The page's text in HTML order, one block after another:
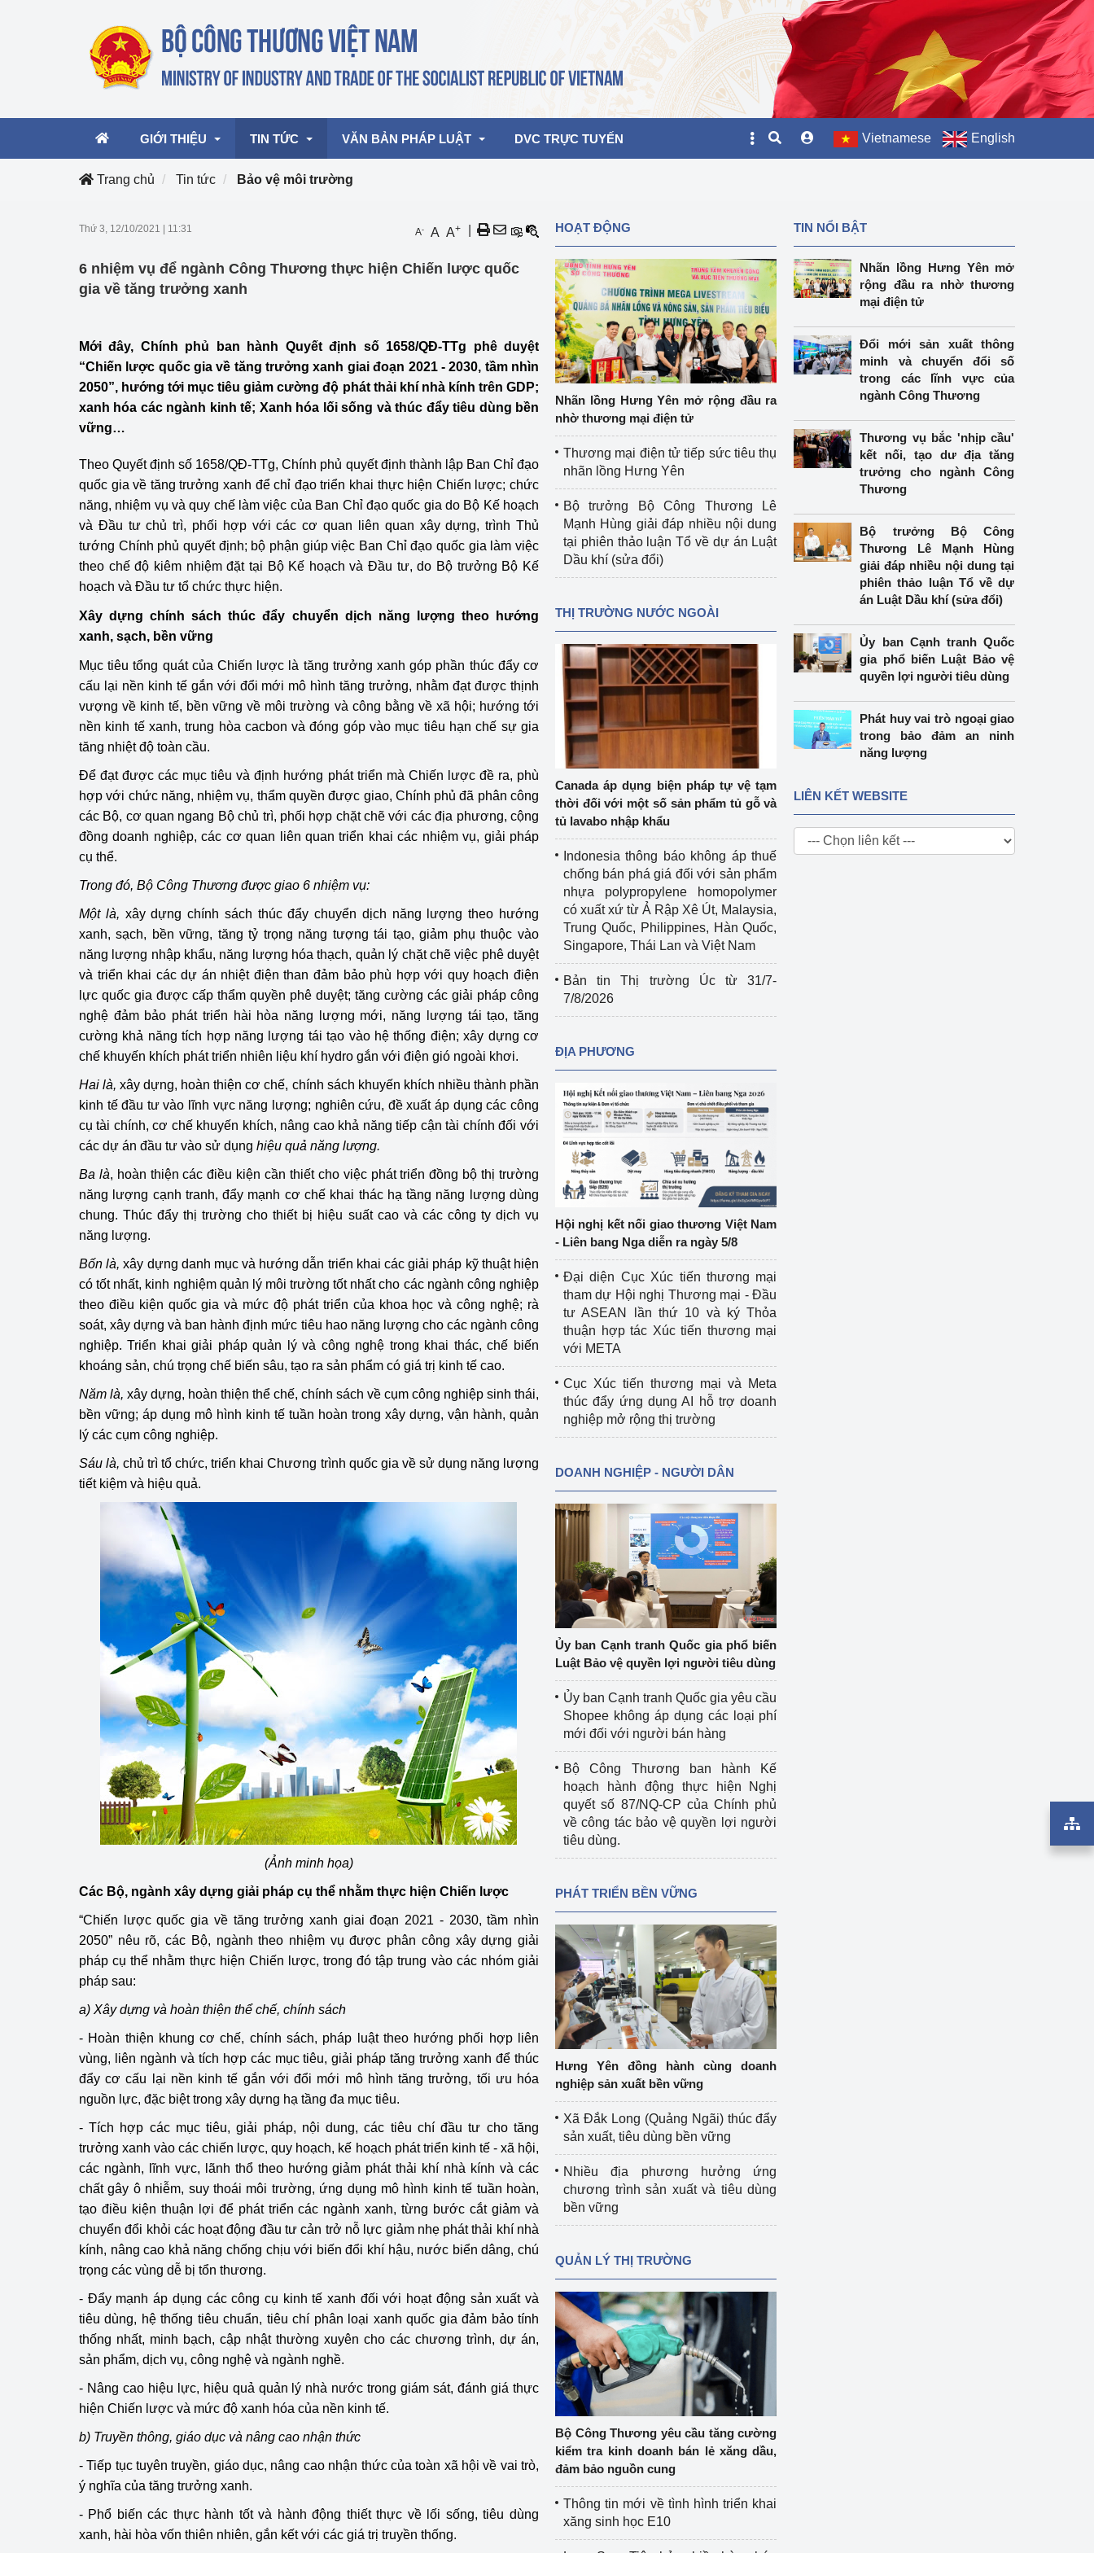
GIỚI THIỆU
Cơ cấu tổ chức
TIN TỨC
Hoạt động của Lãnh đạo Bộ
mại, Dịch vụ Việt Nam 2026
Hoạt động của Bộ trưởng
Công Thương - Công luận
Họp báo
Thông cáo báo chí
Chuyển đổi số
Bản tin Thị trường Nông Lâm Thủy sản
Phát triển nguồn nhân lực
Phát triển bền vững
Tổ chức kiểm định
Bộ Công Thương
Tổ chức được cấp GCN đăng ký, hoạt
động kiểm định thiết bị, dụng cụ điện
làm việc ở môi trường không có nguy
hiểm khí, bụi nổ
Cơ sở sản xuất, sửa chữa chai chứa
Tổ chức huấn luyện, bồi dưỡng
nghiệp vụ kiểm định kỹ thuật an toàn
lao động
Văn hóa ngành Công Thương
Quản lý thị trường
Sử dụng năng lượng tiết kiệm và
Hiệu quả năng lượng
Khoa học, công nghệ và đổi mới sáng
tạo
Thông báo
Văn bản về môi trường
Đọc báo giúp bạn
Doanh nghiệp - Người dân
Xúc tiến thương mại Khu vực miền Bắc
Khu vực miền Trung
Khu vực miền Nam
Thị trường nước ngoàiHiệp định EVFTA
Thị trường châu Á – châu Phi
Thị trường châu Âu – châu Mỹ
Thị trường trong nước
Ngành Công Thương đưa nghị quyết
Đại hội XIV của Đảng vào cuộc sống
Phát triển công nghiệpCông nghiệp nền tảng
Sản xuất công nghiệp
VĂN BẢN PHÁP LUẬT DVC TRỰC TUYẾN Vietnamese English
Trang chủ Tin tức Bảo vệ môi trường
Thứ 3, 12/10/2021 11:31 A- A A+
6 nhiệm vụ để ngành Công Thương thực hiện Chiến lược quốc
gia về tăng trưởng xanh
Mới đây, Chính phủ ban hành Quyết định số 1658/QĐ-TTg phê duyệt
“Chiến lược quốc gia về tăng trưởng xanh giai đoạn 2021 - 2030, tầm nhìn
2050”, hướng tới mục tiêu giảm cường độ phát thải khí nhà kính trên GDP;
xanh hóa các ngành kinh tế; Xanh hóa lối sống và thúc đẩy tiêu dùng bền
vững…
Theo Quyết định số 1658/QĐ-TTg, Chính phủ quyết định thành lập Ban Chỉ đạo
quốc gia về tăng trưởng xanh để chỉ đạo triển khai thực hiện Chiến lược; chức
năng, nhiệm vụ và quy chế làm việc của Ban Chỉ đạo quốc gia do Bộ Kế hoạch
và Đầu tư chủ trì, phối hợp với các cơ quan liên quan xây dựng, trình Thủ
tướng Chính phủ quyết định; bộ phận giúp việc Ban Chỉ đạo quốc gia làm việc
theo chế độ kiêm nhiệm đặt tại Bộ Kế hoạch và Đầu tư, do Bộ trưởng Bộ Kế
hoạch và Đầu tư tổ chức thực hiện.
Xây dựng chính sách thúc đẩy chuyển dịch năng lượng theo hướng
xanh, sạch, bền vững
Mục tiêu tổng quát của Chiến lược là tăng trưởng xanh góp phần thúc đẩy cơ
cấu lại nền kinh tế gắn với đổi mới mô hình tăng trưởng, nhằm đạt được thịnh
vượng về kinh tế, bền vững về môi trường và công bằng về xã hội; hướng tới
nền kinh tế xanh, trung hòa cacbon và đóng góp vào mục tiêu hạn chế sự gia
tăng nhiệt độ toàn cầu.
Để đạt được các mục tiêu và định hướng phát triển mà Chiến lược đề ra, phù
hợp với chức năng, nhiệm vụ, thẩm quyền được giao, Chính phủ đã phân công
các Bộ, cơ quan ngang Bộ chủ trì, phối hợp chặt chẽ với các địa phương, cộng
đồng doanh nghiệp, các cơ quan liên quan triển khai các nhiệm vụ, giải pháp
cụ thể.
Trong đó, Bộ Công Thương được giao 6 nhiệm vụ:
Một là, xây dựng chính sách thúc đẩy chuyển dịch năng lượng theo hướng
xanh, sạch, bền vững, tăng tỷ trọng năng tượng tái tạo, giảm phụ thuộc vào
năng lượng nhập khẩu, năng lượng hóa thạch, quản lý chặt chẽ việc phê duyệt
và triển khai các dự án nhiệt điện than đảm bảo phù hợp với quy hoạch điện
lực quốc gia được cấp thẩm quyền phê duyệt; tăng cường các giải pháp công
nghệ đảm bảo phát triển hài hòa năng lượng mới, năng lượng tái tạo, tăng
cường khả năng tích hợp năng lượng tái tạo vào hệ thống điện; xây dựng cơ
chế khuyến khích phát triển nhiên liệu khí hydro gắn với điện gió ngoài khơi.
Hai là,xây dựng, hoàn thiện cơ chế, chính sách khuyến khích nhiều thành phần
kinh tế đầu tư vào lĩnh vực năng lượng; nghiên cứu, đề xuất áp dụng các công
cụ tài chính, cơ chế khuyến khích, nâng cao khả năng tiếp cận tài chính đối với
các dự án đầu tư vào sử dụng hiệu quả năng lượng.
Ba là, hoàn thiện các điều kiện cần thiết cho việc phát triển đồng bộ thị trường
năng lượng cạnh tranh, đẩy mạnh cơ chế khai thác hạ tầng năng lượng dùng
chung. Thúc đẩy thị trường cho thiết bị hiệu suất cao và các công ty dịch vụ
năng lượng.
Bốn là, xây dựng danh mục và hướng dẫn triển khai các giải pháp kỹ thuật hiện
có tốt nhất, kinh nghiệm quản lý môi trường tốt nhất cho các ngành công nghiệp
theo điều kiện quốc gia và mức độ phát triển của khoa học và công nghệ; rà
soát, xây dựng và ban hành định mức tiêu hao năng lượng cho các ngành công
nghiệp. Triển khai giải pháp quản lý và công nghệ trong khai thác, chế biến
khoáng sản, chú trọng chế biến sâu, tạo ra sản phẩm có giá trị kinh tế cao.
Năm là, xây dựng, hoàn thiện thể chế, chính sách về cụm công nghiệp sinh thái,
bền vững; áp dụng mô hình kinh tế tuần hoàn trong xây dựng, vận hành, quản
lý các cụm công nghiệp.
Sáu là, chủ trì tổ chức, triển khai Chương trình quốc gia về sử dụng năng lượng
tiết kiệm và hiệu quả.
(Ảnh minh họa)
Các Bộ, ngành xây dựng giải pháp cụ thể nhằm thực hiện Chiến lược
“Chiến lược quốc gia về tăng trưởng xanh giai đoạn 2021 - 2030, tầm nhìn
2050” nêu rõ, các Bộ, ngành theo nhiệm vụ được phân công xây dựng giải
pháp cụ thể nhằm thực hiện Chiến lược, trong đó tập trung vào các nhóm giải
pháp sau:
a) Xây dựng và hoàn thiện thể chế, chính sách
- Hoàn thiện khung cơ chế, chính sách, pháp luật theo hướng phối hợp liên
vùng, liên ngành và tích hợp các mục tiêu, giải pháp tăng trưởng xanh để thúc
đẩy cơ cấu lại nền kinh tế gắn với đổi mới mô hình tăng trưởng, tối ưu hóa
nguồn lực, đặc biệt trong xây dựng hạ tầng đa mục tiêu.
- Tích hợp các mục tiêu, giải pháp, nội dung, các tiêu chí đầu tư cho tăng
trưởng xanh vào các chiến lược, quy hoạch, kế hoạch phát triển kinh tế - xã hội,
các ngành, lĩnh vực, lãnh thổ theo hướng giảm phát thải khí nhà kính và các
chất gây ô nhiễm, suy thoái môi trường, ứng dụng mô hình kinh tế tuần hoàn,
tạo điều kiện thuận lợi để phát triển các ngành xanh, từng bước cắt giảm và
chuyển đổi khỏi các hoạt động đầu tư cản trở nỗ lực giảm nhẹ phát thải khí nhà
kính, nâng cao khả năng chống chịu với biến đổi khí hậu, nước biển dâng, chú
trọng các vùng dễ bị tổn thương.
- Đẩy mạnh áp dụng các công cụ kinh tế xanh đối với hoạt động sản xuất và
tiêu dùng, hệ thống tiêu chuẩn, tiêu chí phân loại xanh quốc gia đảm bảo tính
thống nhất, minh bạch, cập nhật thường xuyên cho các chương trình, dự án,
sản phẩm, dịch vụ, công nghệ và ngành nghề.
- Nâng cao hiệu lực, hiệu quả quản lý nhà nước trong giám sát, đánh giá thực
hiện Chiến lược và mức độ xanh hóa của nền kinh tế.
b) Truyền thông, giáo dục và nâng cao nhận thức
- Tiếp tục tuyên truyền, giáo dục, nâng cao nhận thức của toàn xã hội về vai trò,
ý nghĩa của tăng trưởng xanh.
- Phổ biến các thực hành tốt và hành động thiết thực về lối sống, tiêu dùng
xanh, hài hòa vốn thiên nhiên, gắn kết với các giá trị truyền thống.
HOẠT ĐỘNG
Nhãn lồng Hưng Yên mở rộng đầu ra
nhờ thương mại điện tử
Thương mại điện tử tiếp sức tiêu thụ
nhãn lồng Hưng Yên
Bộ trưởng Bộ Công Thương Lê
Mạnh Hùng giải đáp nhiều nội dung
tại phiên thảo luận Tổ về dự án Luật
Dầu khí (sửa đổi)
THỊ TRƯỜNG NƯỚC NGOÀI
Canada áp dụng biện pháp tự vệ tạm
thời đối với một số sản phẩm tủ gỗ và
tủ lavabo nhập khẩu
Indonesia thông báo không áp thuế
chống bán phá giá đối với sản phẩm
nhựa polypropylene homopolymer
có xuất xứ từ Ả Rập Xê Út, Malaysia,
Trung Quốc, Philippines, Hàn Quốc,
Singapore, Thái Lan và Việt Nam
Bản tin Thị trường Úc từ 31/7-
7/8/2026
ĐỊA PHƯƠNG
Hội nghị kết nối giao thương Việt Nam
- Liên bang Nga diễn ra ngày 5/8
Đại diện Cục Xúc tiến thương mại
tham dự Hội nghị Thương mại - Đầu
tư ASEAN lần thứ 10 và ký Thỏa
thuận hợp tác Xúc tiến thương mại
với META
Cục Xúc tiến thương mại và Meta
thúc đẩy ứng dụng AI hỗ trợ doanh
nghiệp mở rộng thị trường
DOANH NGHIỆP - NGƯỜI DÂN
Ủy ban Cạnh tranh Quốc gia phổ biến
Luật Bảo vệ quyền lợi người tiêu dùng
Ủy ban Cạnh tranh Quốc gia yêu cầu
Shopee không áp dụng các loại phí
mới đối với người bán hàng
Bộ Công Thương ban hành Kế
hoạch hành động thực hiện Nghị
quyết số 87/NQ-CP của Chính phủ
về công tác bảo vệ quyền lợi người
tiêu dùng.
PHÁT TRIỂN BỀN VỮNG
Hưng Yên đồng hành cùng doanh
nghiệp sản xuất bền vững
Xã Đắk Long (Quảng Ngãi) thúc đẩy
sản xuất, tiêu dùng bền vững
Nhiều địa phương hưởng ứng
chương trình sản xuất và tiêu dùng
bền vững
QUẢN LÝ THỊ TRƯỜNG
Bộ Công Thương yêu cầu tăng cường
kiểm tra kinh doanh bán lẻ xăng dầu,
đảm bảo nguồn cung
Thông tin mới về tình hình triển khai
xăng sinh học E10
TIN NỔI BẬT
Nhãn lồng Hưng Yên mở
rộng đầu ra nhờ thương
mại điện tử
Đổi mới sản xuất thông
minh và chuyển đổi số
trong các lĩnh vực của
ngành Công Thương
Thương vụ bắc 'nhịp cầu'
kết nối, tạo dư địa tăng
trưởng cho ngành Công
Thương
Bộ trưởng Bộ Công
Thương Lê Mạnh Hùng
giải đáp nhiều nội dung tại
phiên thảo luận Tổ về dự
án Luật Dầu khí (sửa đổi)
Ủy ban Cạnh tranh Quốc
gia phổ biến Luật Bảo vệ
quyền lợi người tiêu dùng
Phát huy vai trò ngoại giao
trong bảo đảm an ninh
năng lượng
LIÊN KẾT WEBSITE